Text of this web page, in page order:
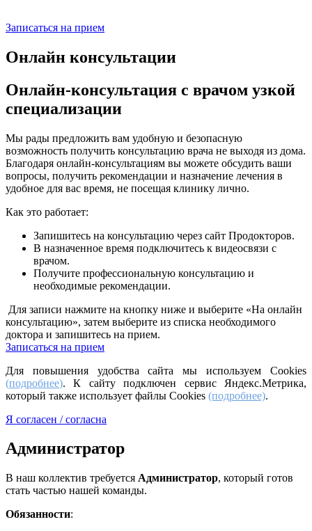
Записаться на прием
Онлайн консультации
Онлайн-консультация с врачом узкой
специализации
Мы рады предложить вам удобную и безопасную
возможность получить консультацию врача не выходя из дома.
Благодаря онлайн-консультациям вы можете обсудить ваши
вопросы, получить рекомендации и назначение лечения в
удобное для вас время, не посещая клинику лично.
Как это работает:
Запишитесь на консультацию через сайт Продокторов.
В назначенное время подключитесь к видеосвязи с
врачом.
Получите профессиональную консультацию и
необходимые рекомендации.
Для записи нажмите на кнопку ниже и выберите «На онлайн
консультацию», затем выберите из списка необходимого
доктора и запишитесь на прием.
Записаться на прием
Для повышения удобства сайта мы используем Cookies
(подробнее). К сайту подключен сервис Яндекс.Метрика,
который также использует файлы Cookies (подробнее).
Я согласен / согласна
Администратор
В наш коллектив требуется Администратор, который готов
стать частью нашей команды.
Обязанности: